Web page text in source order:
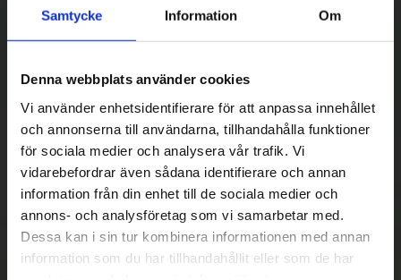
Samtycke Information Om
Denna webbplats använder cookies
Vi använder enhetsidentifierare för att anpassa innehållet
och annonserna till användarna, tillhandahålla funktioner
för sociala medier och analysera vår trafik. Vi
vidarebefordrar även sådana identifierare och annan
information från din enhet till de sociala medier och
annons- och analysföretag som vi samarbetar med.
Dessa kan i sin tur kombinera informationen med annan
information som du har tillhandahållit eller som de har
Betala säkert
|| Välj ||
Snabba leveranser